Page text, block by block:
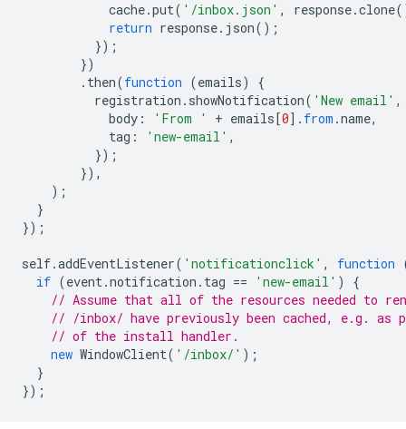
cache.put( '/inbox.json' , response.clone
return response. json();
});
})
. then(function (emails)
{
registration . showNotification( 'New email' ,
body : 'From ' + emails[0]. from .name,
tag : 'new-email' ,
});
}),
);
}
});
self.addEventListener( 'notificationclick' , function
if (event.notification . tag == 'new-email' )
{
// Assume that all of the resources needed to
// /inbox/ have previously been cached, e.g. as
// of the install handler.
new WindowClient( '/inbox/' );
}
});